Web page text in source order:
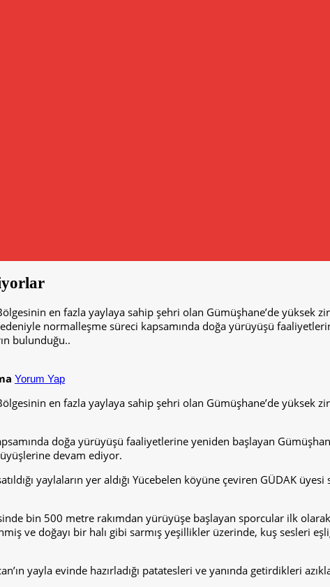
en fazla yaylaya sahip şehri olan Gümüşhane’de
normalleşme süreci kapsamında doğa yürüyüşü
bulunduğu..
Yorum Yap
en fazla yaylaya sahip şehri olan Gümüşhane’de
doğa yürüyüşü faaliyetlerine yeniden başlayan
devam ediyor.
yaylaların yer aldığı Yücebelen köyüne çeviren GÜDAK
bin 500 metre rakımdan yürüyüşe başlayan sporcular ilk
ve doğayı bir halı gibi sarmış yeşillikler üzerinde, kuş sesleri
yayla evinde hazırladığı patatesleri ve yanında getirdikleri